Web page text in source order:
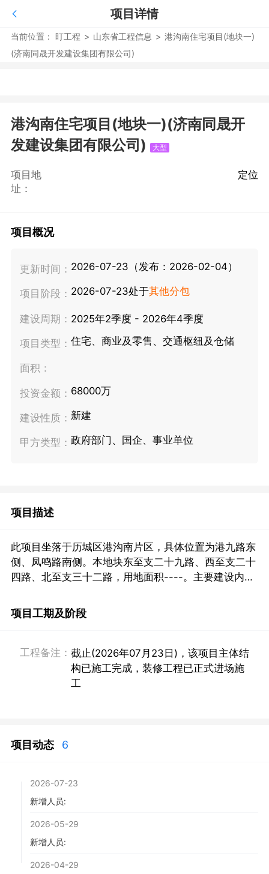
项目详情
当前位置： 盯工程 > 山东省工程信息 > 港沟南住宅项目(地块一)
(济南同晟开发建设集团有限公司)
港沟南住宅项目(地块一)(济南同晟开
发建设集团有限公司)
大型
项目地
址：
定位
项目概况
更新时间： 2026-07-23（发布：2026-02-04）
项目阶段： 2026-07-23处于其他分包
建设周期： 2025年2季度 - 2026年4季度
项目类型： 住宅、商业及零售、交通枢纽及仓储
面积：
投资金额： 68000万
建设性质： 新建
甲方类型： 政府部门、国企、事业单位
项目描述
此项目坐落于历城区港沟南片区，具体位置为港九路东
侧、凤鸣路南侧。本地块东至支二十九路、西至支二十
四路、北至支三十二路，用地面积----。主要建设内容
楼，配套建设商业设施，同时设置地下车库、储藏室等
其他配套设施。地上建筑面积----，地下建筑面积---
项目工期及阶段
工程备注： 截止(2026年07月23日)，该项目主体结
构已施工完成，装修工程已正式进场施
工
项目动态 6
2026-07-23
新增人员:
2026-05-29
新增人员:
2026-04-29